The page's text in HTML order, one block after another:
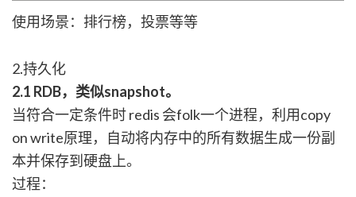
使用场景：排行榜，投票等等
2.持久化
2.1 RDB，类似snapshot。
当符合一定条件时 redis 会folk一个进程，利用copy
on write原理，自动将内存中的所有数据生成一份副
本并保存到硬盘上。
过程：